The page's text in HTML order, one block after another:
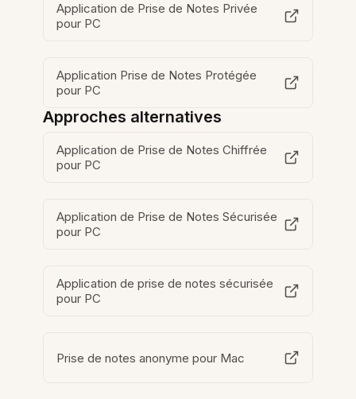
Application de Prise de Notes Privée
pour PC
Application Prise de Notes Protégée
pour PC
Approches alternatives
Application de Prise de Notes Chiffrée
pour PC
Application de Prise de Notes Sécurisée
pour PC
Application de prise de notes sécurisée
pour PC
Prise de notes anonyme pour Mac